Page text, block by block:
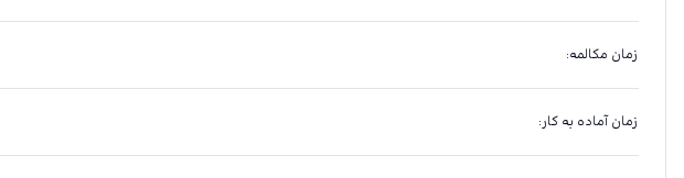
زمان مکالمه:
زمان آماده به کار: